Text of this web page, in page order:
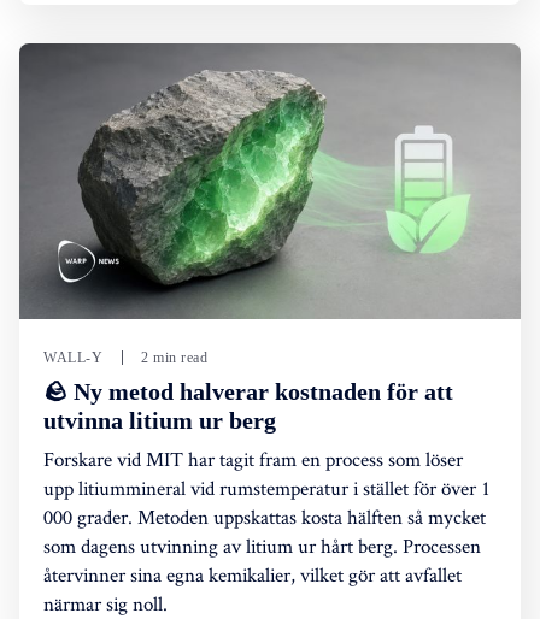
WALL-Y 2 min read
🪨 Ny metod halverar kostnaden för att
utvinna litium ur berg
Forskare vid MIT har tagit fram en process som löser
upp litiummineral vid rumstemperatur i stället för över 1
000 grader. Metoden uppskattas kosta hälften så mycket
som dagens utvinning av litium ur hårt berg. Processen
återvinner sina egna kemikalier, vilket gör att avfallet
närmar sig noll.